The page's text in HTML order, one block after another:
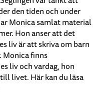
den tiden och under
Monica samlat material
Hon anser att det
liv är att skriva om barn
Monica finns
liv och vardag, hon
livet. Här kan du läsa